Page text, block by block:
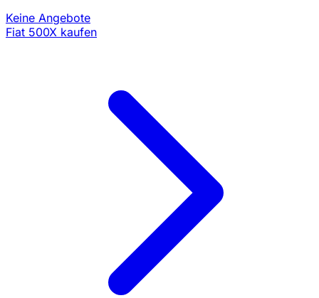
Keine Angebote
Fiat 500X kaufen